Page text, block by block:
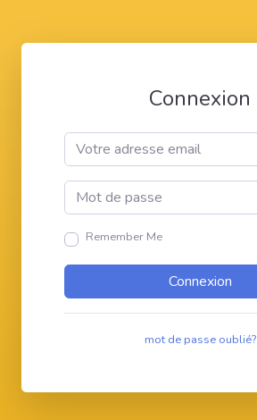
Connexion
Remember Me
Connexion
mot de passe oublié?